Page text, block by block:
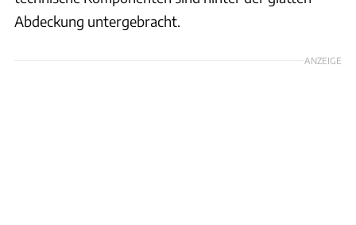
Abdeckung untergebracht.
ANZEIGE